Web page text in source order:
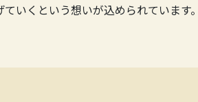
ていくという想いが込められています。